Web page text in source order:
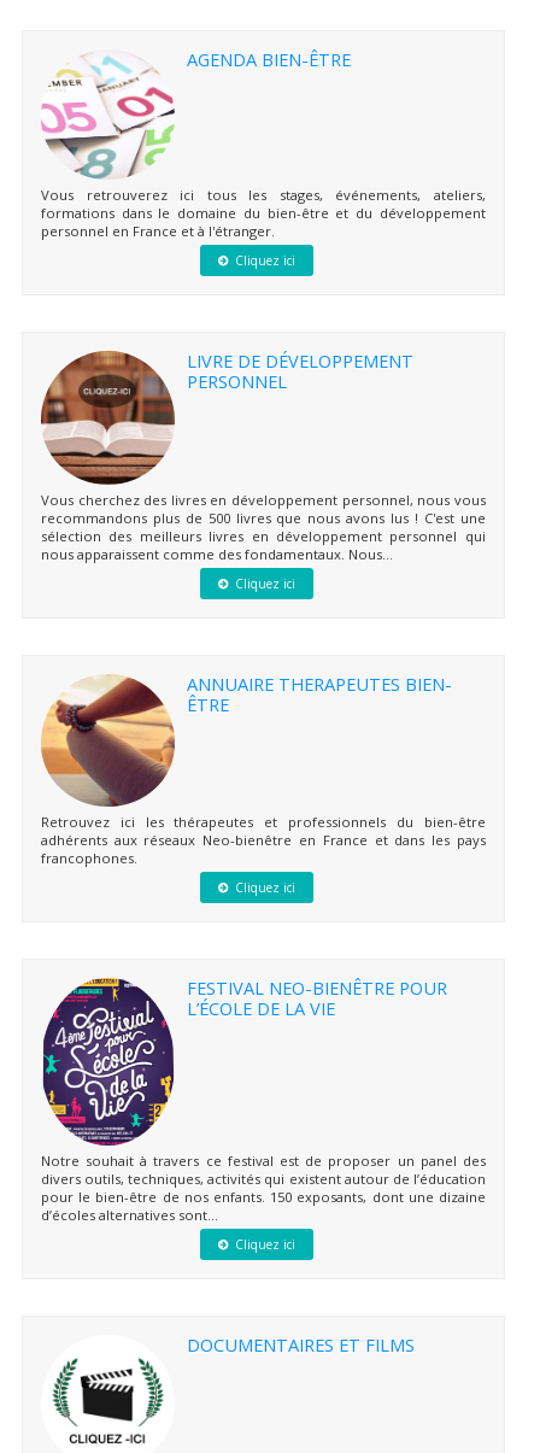
AGENDA BIEN-ÊTRE
Vous retrouverez ici tous les stages, événements, ateliers,
formations dans le domaine du bien-être et du développement
personnel en France et à l'étranger.
Cliquez ici
LIVRE DE DÉVELOPPEMENT
PERSONNEL
Vous cherchez des livres en développement personnel, nous vous
recommandons plus de 500 livres que nous avons lus ! C'est une
sélection des meilleurs livres en développement personnel qui
nous apparaissent comme des fondamentaux. Nous...
Cliquez ici
ANNUAIRE THERAPEUTES BIEN-
ÊTRE
Retrouvez ici les thérapeutes et professionnels du bien-être
adhérents aux réseaux Neo-bienêtre en France et dans les pays
francophones.
Cliquez ici
FESTIVAL NEO-BIENÊTRE POUR
L’ÉCOLE DE LA VIE
Notre souhait à travers ce festival est de proposer un panel des
divers outils, techniques, activités qui existent autour de l’éducation
pour le bien-être de nos enfants. 150 exposants, dont une dizaine
d’écoles alternatives sont...
Cliquez ici
DOCUMENTAIRES ET FILMS